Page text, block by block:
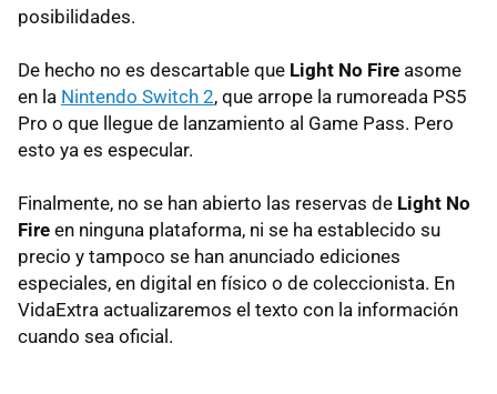
posibilidades.
De hecho no es descartable que Light No Fire asome
en la Nintendo Switch 2, que arrope la rumoreada PS5
Pro o que llegue de lanzamiento al Game Pass. Pero
esto ya es especular.
Finalmente, no se han abierto las reservas de Light No
Fire en ninguna plataforma, ni se ha establecido su
precio y tampoco se han anunciado ediciones
especiales, en digital en físico o de coleccionista. En
VidaExtra actualizaremos el texto con la información
cuando sea oficial.